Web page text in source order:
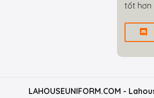
tốt hơn
LAHOUSEUNIFORM.COM -